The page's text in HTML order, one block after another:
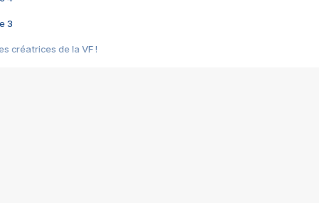
3
créatrices de la VF !